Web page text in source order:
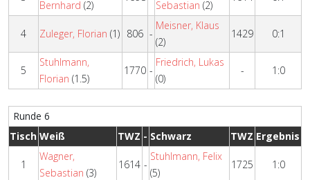
Bernhard (2)
Sebastian (2)
4 Zuleger, Florian (1) 806 -
Meisner, Klaus
(2)
1429 0:1
5
Stuhlmann,
Florian (1.5)
1770 -
Friedrich, Lukas
(0)
- 1:0
Runde 6
Tisch Weiß TWZ - Schwarz TWZ Ergebnis
1
Wagner,
Sebastian (3)
1614 -
Stuhlmann, Felix
(5)
1725 1:0